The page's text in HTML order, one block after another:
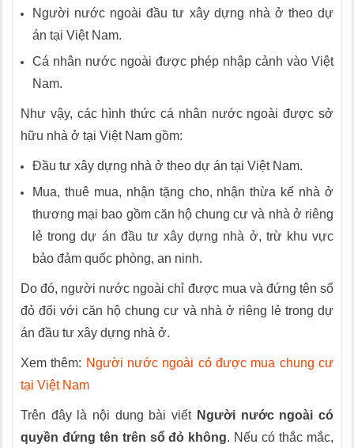
Người nước ngoài đầu tư xây dựng nhà ở theo dự
án tại Việt Nam.
Cá nhân nước ngoài được phép nhập cảnh vào Việt
Nam.
Như vậy, các hình thức cá nhân nước ngoài được sở
hữu nhà ở tại Việt Nam gồm:
Đầu tư xây dựng nhà ở theo dự án tại Việt Nam.
Mua, thuê mua, nhận tặng cho, nhận thừa kế nhà ở
thương mại bao gồm căn hộ chung cư và nhà ở riêng
lẻ trong dự án đầu tư xây dựng nhà ở, trừ khu vực
bảo đảm quốc phòng, an ninh.
Do đó, người nước ngoài chỉ được mua và đứng tên sổ
đỏ đối với căn hộ chung cư và nhà ở riêng lẻ trong dự
án đầu tư xây dựng nhà ở.
Xem thêm: Người nước ngoài có được mua chung cư
tại Việt Nam
Trên đây là nội dung bài viết Người nước ngoài có
quyền đứng tên trên sổ đỏ không. Nếu có thắc mắc,